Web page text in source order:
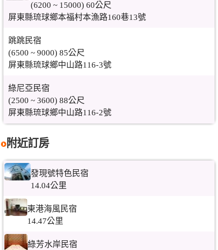
(6200 ~ 15000) 60公尺
屏東縣琉球鄉本福村本漁路160巷13號
跳跳民宿
(6500 ~ 9000) 85公尺
屏東縣琉球鄉中山路116-3號
綠尼亞民宿
(2500 ~ 3600) 88公尺
屏東縣琉球鄉中山路116-2號
附近訂房
發現號特色民宿
14.04公里
東港海風民宿
14.47公里
綠芳水岸民宿